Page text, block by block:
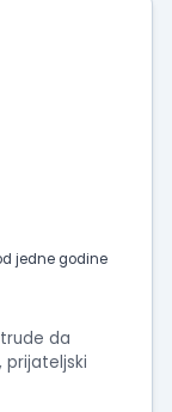
jedne godine
da
prijateljski